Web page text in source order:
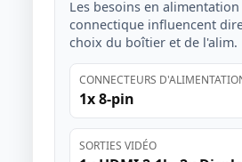
Les besoins en alimentation
connectique influencent
choix du boîtier et de l'alim.
CONNECTEURS
1x 8-pin
SORTIES VIDÉO